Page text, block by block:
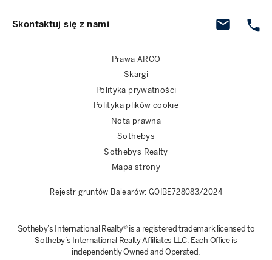
Skontaktuj się z nami
Prawa ARCO
Skargi
Polityka prywatności
Polityka plików cookie
Nota prawna
Sothebys
Sothebys Realty
Mapa strony
Rejestr gruntów Balearów: GOIBE728083/2024
Sotheby’s International Realty® is a registered trademark licensed to
Sotheby’s International Realty Affiliates LLC. Each Office is
independently Owned and Operated.